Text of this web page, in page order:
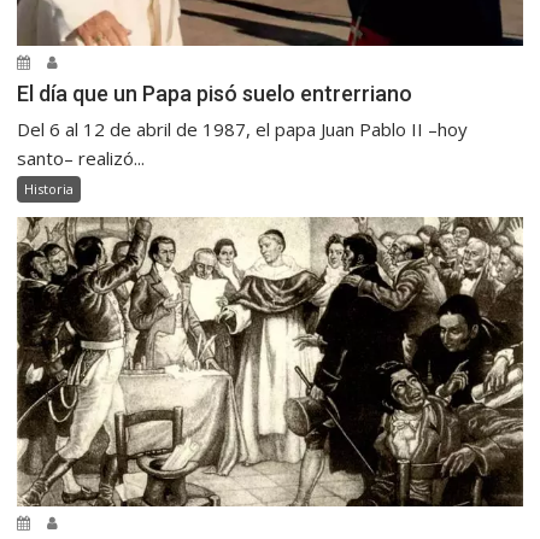
El día que un Papa pisó suelo entrerriano
Del 6 al 12 de abril de 1987, el papa Juan Pablo II –hoy
santo– realizó...
Historia